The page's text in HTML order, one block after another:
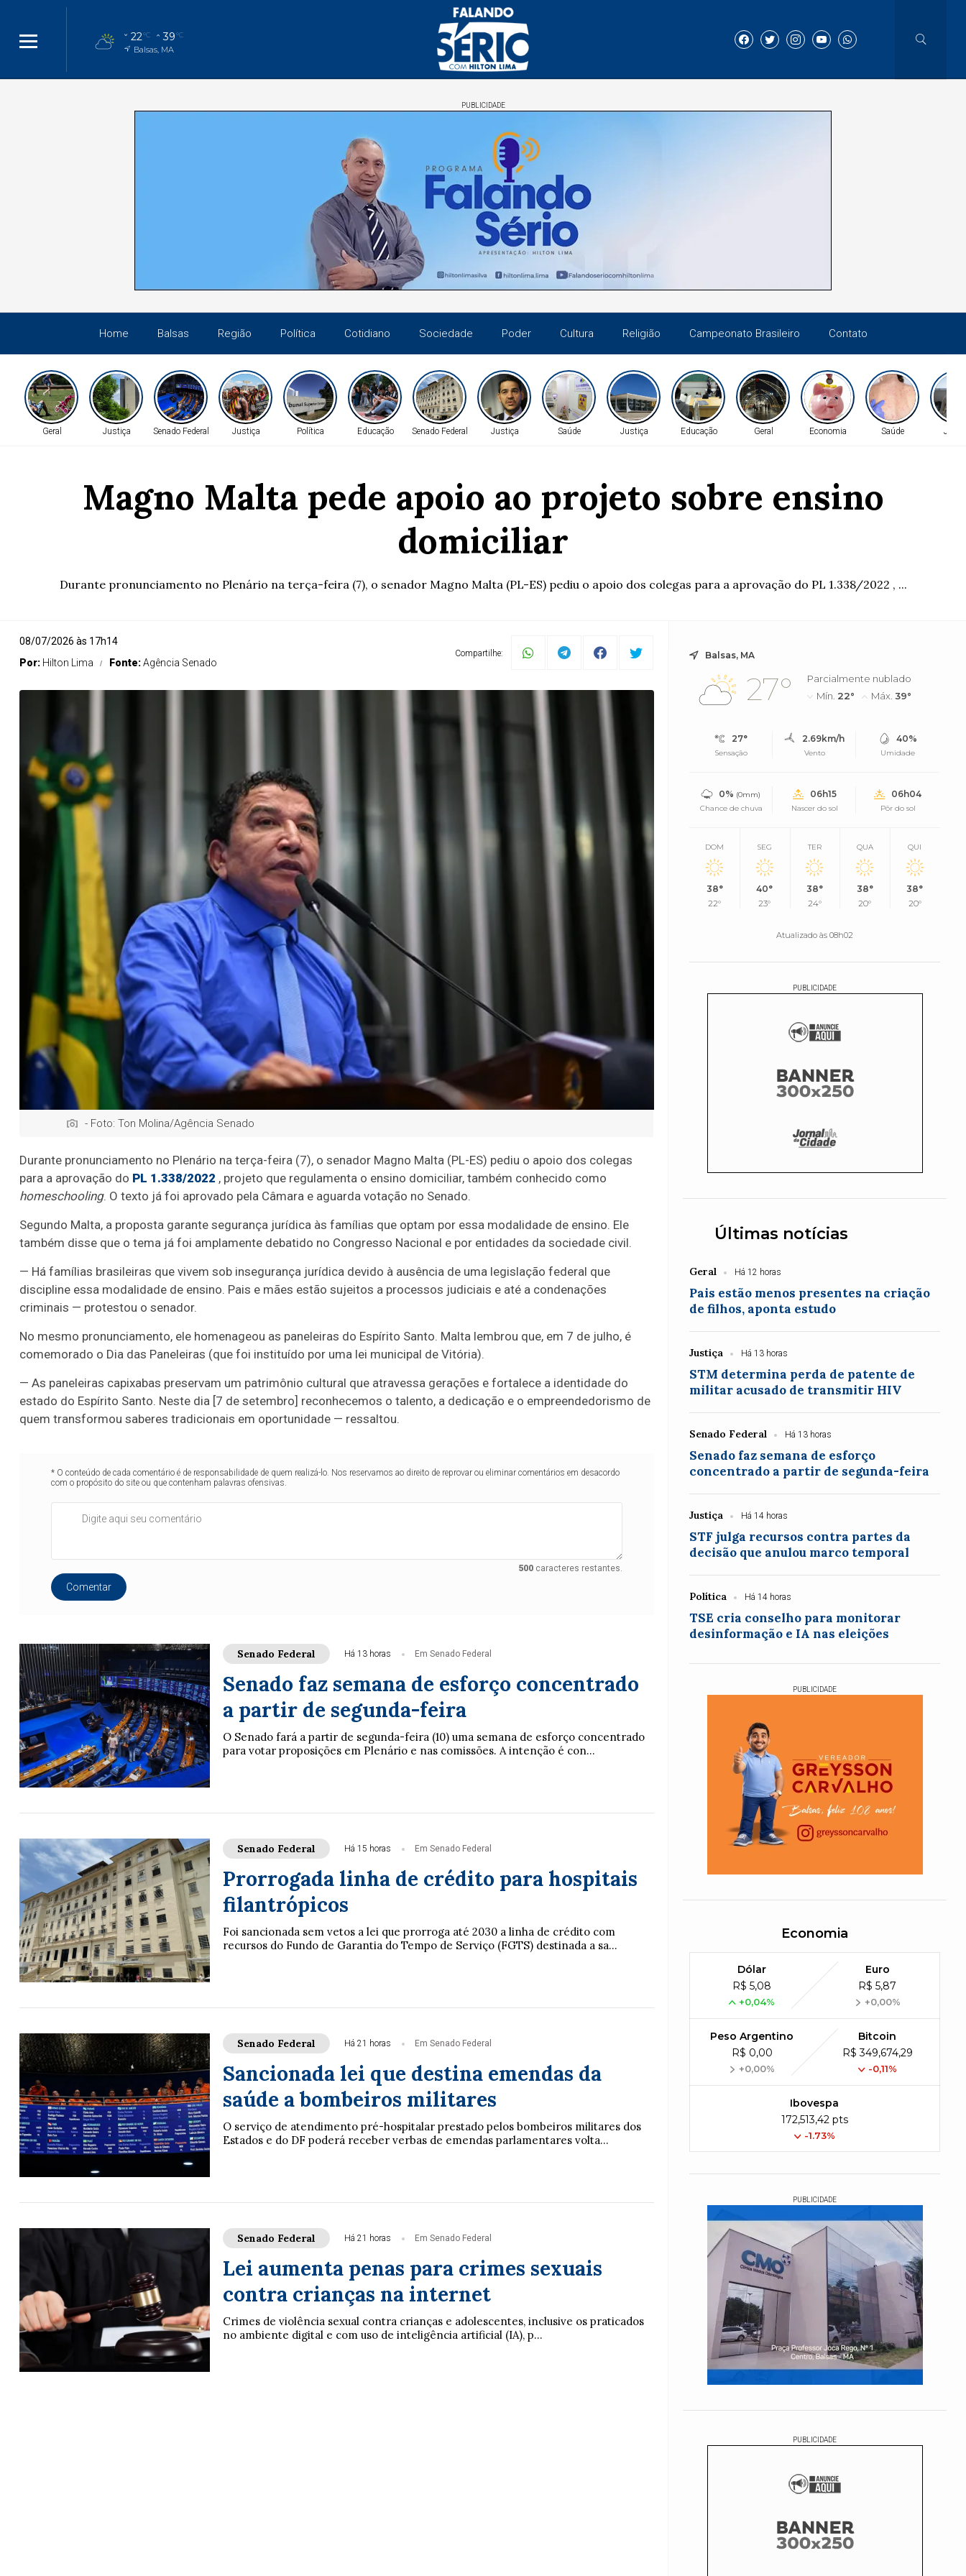
22°C 39°C
Balsas, MA
PUBLICIDADE
Home Balsas Região Política Cotidiano Sociedade Poder Cultura Religião Campeonato Brasileiro Contato
Geral Justiça Senado Federal Justiça Política Educação Senado Federal Justiça Saúde Justiça Educação Geral Economia Saúde
Magno Malta pede apoio ao projeto sobre ensino
domiciliar
Durante pronunciamento no Plenário na terça-feira (7), o senador Magno Malta (PL-ES) pediu o apoio dos colegas para a aprovação do PL 1.338/2022 , ...
08/07/2026 às 17h14
Por: Hilton Lima Fonte:Agência Senado
Compartilhe:
- Foto: Ton Molina/Agência Senado
Durante pronunciamento no Plenário na terça-feira (7), o senador Magno Malta (PL-ES) pediu o apoio dos colegas
para a aprovação do PL 1.338/2022 , projeto que regulamenta o ensino domiciliar, também conhecido como
homeschooling. O texto já foi aprovado pela Câmara e aguarda votação no Senado.
Segundo Malta, a proposta garante segurança jurídica às famílias que optam por essa modalidade de ensino. Ele
também disse que o tema já foi amplamente debatido no Congresso Nacional e por entidades da sociedade civil.
— Há famílias brasileiras que vivem sob insegurança jurídica devido à ausência de uma legislação federal que
discipline essa modalidade de ensino. Pais e mães estão sujeitos a processos judiciais e até a condenações
criminais — protestou o senador.
No mesmo pronunciamento, ele homenageou as paneleiras do Espírito Santo. Malta lembrou que, em 7 de julho, é
comemorado o Dia das Paneleiras (que foi instituído por uma lei municipal de Vitória).
— As paneleiras capixabas preservam um patrimônio cultural que atravessa gerações e fortalece a identidade do
estado do Espírito Santo. Neste dia [7 de setembro] reconhecemos o talento, a dedicação e o empreendedorismo de
quem transformou saberes tradicionais em oportunidade — ressaltou.
* O conteúdo de cada comentário é de responsabilidade de quem realizá-lo. Nos reservamos ao direito de reprovar ou eliminar comentários em desacordo
com o propósito do site ou que contenham palavras ofensivas.
500caracteres restantes.
Comentar
Senado Federal Há 13 horas Em Senado Federal
Senado faz semana de esforço concentrado
a partir de segunda-feira
O Senado fará a partir de segunda-feira (10) uma semana de esforço concentrado
para votar proposições em Plenário e nas comissões. A intenção é con...
Senado Federal Há 15 horas Em Senado Federal
Prorrogada linha de crédito para hospitais
filantrópicos
Foi sancionada sem vetos a lei que prorroga até 2030 a linha de crédito com
recursos do Fundo de Garantia do Tempo de Serviço (FGTS) destinada a sa...
Senado Federal Há 21 horas Em Senado Federal
Sancionada lei que destina emendas da
saúde a bombeiros militares
O serviço de atendimento pré-hospitalar prestado pelos bombeiros militares dos
Estados e do DF poderá receber verbas de emendas parlamentares volta...
Senado Federal Há 21 horas Em Senado Federal
Lei aumenta penas para crimes sexuais
contra crianças na internet
Crimes de violência sexual contra crianças e adolescentes, inclusive os praticados
no ambiente digital e com uso de inteligência artificial (IA), p...
Balsas, MA
27°
Parcialmente nublado
Mín. 22° Máx.39°
27°
Sensação
2.69km/h
Vento
40%
Umidade
0% (0mm)
Chance de chuva
06h15
Nascer do sol
06h04
Pôr do sol
DOM
38°
22°
SEG
40°
23°
TER
38°
24°
QUA
38°
20°
QUI
38°
20°
Atualizado às 08h02
PUBLICIDADE
Últimas notícias
Geral Há 12 horas
Pais estão menos presentes na criação
de filhos, aponta estudo
Justiça Há 13 horas
STM determina perda de patente de
militar acusado de transmitir HIV
Senado Federal Há 13 horas
Senado faz semana de esforço
concentrado a partir de segunda-feira
Justiça Há 14 horas
STF julga recursos contra partes da
decisão que anulou marco temporal
Política Há 14 horas
TSE cria conselho para monitorar
desinformação e IA nas eleições
PUBLICIDADE
Economia
Dólar
R$ 5,08
+0,04%
Euro
R$ 5,87
+0,00%
Peso Argentino
R$ 0,00
+0,00%
Bitcoin
R$ 349,674,29
-0,11%
Ibovespa
172,513,42 pts
-1.73%
PUBLICIDADE
PUBLICIDADE